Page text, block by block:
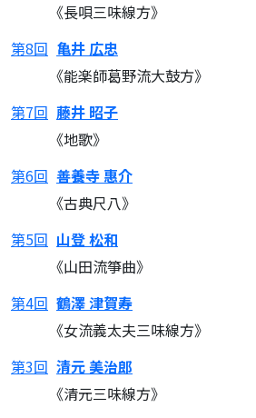
《長唄三味線方》
第8回 亀井 広忠
《能楽師葛野流大鼓方》
第7回 藤井 昭子
《地歌》
第6回 善養寺 惠介
《古典尺八》
第5回 山登 松和
《山田流箏曲》
第4回 鶴澤 津賀寿
《女流義太夫三味線方》
第3回 清元 美治郎
《清元三味線方》